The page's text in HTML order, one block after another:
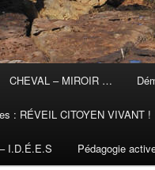
CHEVAL – MIROIR …
: RÉVEIL CITOYEN VIVANT !
I.D.É.E.S Pédagogie